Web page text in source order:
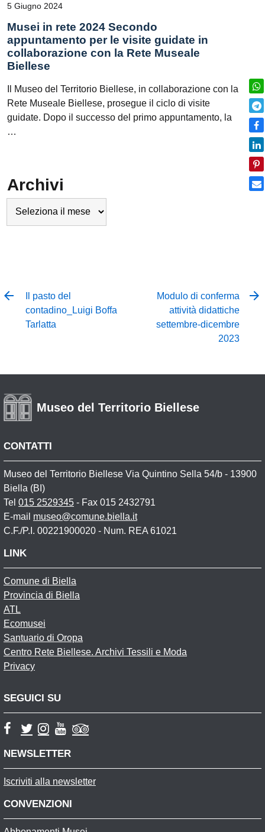
5 Giugno 2024
Musei in rete 2024 Secondo
appuntamento per le visite guidate in
collaborazione con la Rete Museale
Biellese
Il Museo del Territorio Biellese, in collaborazione con la
Rete Museale Biellese, prosegue il ciclo di visite
guidate. Dopo il successo del primo appuntamento, la
…
Archivi
Il pasto del
contadino_Luigi Boffa
Tarlatta
Modulo di conferma
attività didattiche
settembre-dicembre
2023
Museo del Territorio Biellese
CONTATTI
Museo del Territorio Biellese Via Quintino Sella 54/b - 13900
Biella (BI)
Tel 015 2529345 - Fax 015 2432791
E-mail museo@comune.biella.it
C.F./P.I. 00221900020 - Num. REA 61021
LINK
Comune di Biella
Provincia di Biella
ATL
Ecomusei
Santuario di Oropa
Centro Rete Biellese. Archivi Tessili e Moda
Privacy
SEGUICI SU
NEWSLETTER
Iscriviti alla newsletter
CONVENZIONI